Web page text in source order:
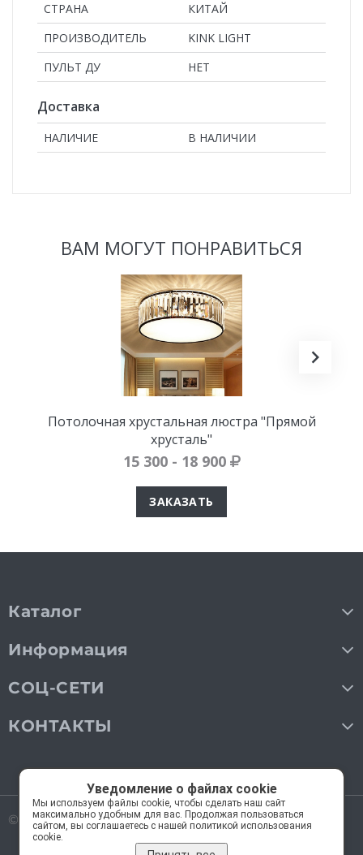
СТРАНА
КИТАЙ
ПРОИЗВОДИТЕЛЬ
KINK LIGHT
ПУЛЬТ ДУ
НЕТ
Доставка
НАЛИЧИЕ В НАЛИЧИИ
ВАМ МОГУТ ПОНРАВИТЬСЯ
Потолочная хрустальная люстра "Прямой
хрусталь"
15 300 - 18 900
ЗАКАЗАТЬ
Каталог
Информация
СОЦ-СЕТИ
КОНТАКТЫ
© 2018—2026 Мос Люстры.Все права защищены
Уведомление о файлах cookie
Мы используем файлы cookie, чтобы сделать наш сайт
максимально удобным для вас. Продолжая пользоваться
сайтом, вы соглашаетесь с нашей политикой использования
cookie.